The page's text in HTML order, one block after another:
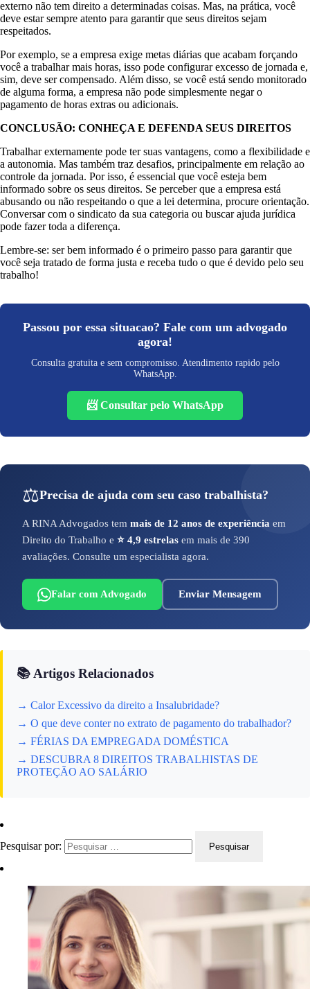
externo não tem direito a determinadas coisas. Mas, na prática, você
deve estar sempre atento para garantir que seus direitos sejam
respeitados.
Por exemplo, se a empresa exige metas diárias que acabam forçando
você a trabalhar mais horas, isso pode configurar excesso de jornada e,
sim, deve ser compensado. Além disso, se você está sendo monitorado
de alguma forma, a empresa não pode simplesmente negar o
pagamento de horas extras ou adicionais.
CONCLUSÃO: CONHEÇA E DEFENDA SEUS DIREITOS
Trabalhar externamente pode ter suas vantagens, como a flexibilidade e
a autonomia. Mas também traz desafios, principalmente em relação ao
controle da jornada. Por isso, é essencial que você esteja bem
informado sobre os seus direitos. Se perceber que a empresa está
abusando ou não respeitando o que a lei determina, procure orientação.
Conversar com o sindicato da sua categoria ou buscar ajuda jurídica
pode fazer toda a diferença.
Lembre-se: ser bem informado é o primeiro passo para garantir que
você seja tratado de forma justa e receba tudo o que é devido pelo seu
trabalho!
Passou por essa situacao? Fale com um advogado
agora!
Consulta gratuita e sem compromisso. Atendimento rapido pelo
WhatsApp.
📨 Consultar pelo WhatsApp
⚖️Precisa de ajuda com seu caso trabalhista?
A RINA Advogados tem mais de 12 anos de experiência em
Direito do Trabalho e ⭐ 4,9 estrelas em mais de 390
avaliações. Consulte um especialista agora.
Falar com Advogado Enviar Mensagem
📚 Artigos Relacionados
→ Calor Excessivo da direito a Insalubridade?
→ O que deve conter no extrato de pagamento do trabalhador?
→ FÉRIAS DA EMPREGADA DOMÉSTICA
→ DESCUBRA 8 DIREITOS TRABALHISTAS DE
PROTEÇÃO AO SALÁRIO
Pesquisar por: